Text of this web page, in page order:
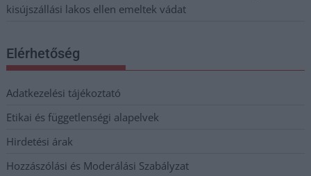
kisújszállási lakos ellen emeltek vádat
Elérhetőség
Adatkezelési tájékoztató
Etikai és függetlenségi alapelvek
Hirdetési árak
Hozzászólási és Moderálási Szabályzat